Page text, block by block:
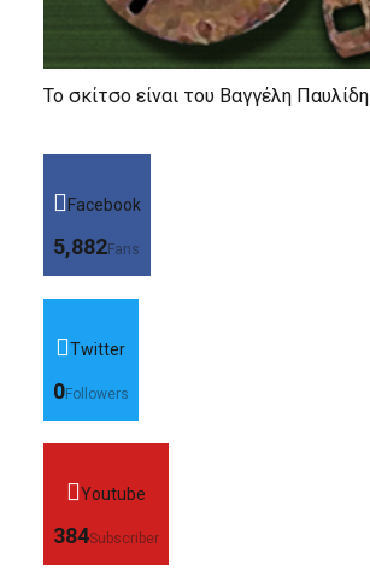
Το σκίτσο είναι του Βαγγέλη Παυλίδη
Facebook
5,882Fans
Twitter
0Followers
Youtube
384Subscriber